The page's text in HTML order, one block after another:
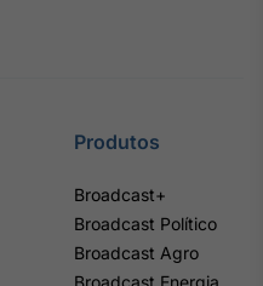
Produtos
Broadcast+
Broadcast Político
Broadcast Agro
Broadcast Energia